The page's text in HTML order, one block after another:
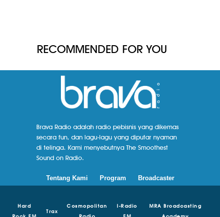
RECOMMENDED FOR YOU
Brava Radio adalah radio pebisnis yang dikemas
secara fun, dan lagu-lagu yang diputar nyaman
di telinga. Kami menyebutnya The Smoothest
Sound on Radio.
Tentang Kami Program Broadcaster
Hard
Trax
Cosmopolitan
I-Radio
MRA Broadcasting